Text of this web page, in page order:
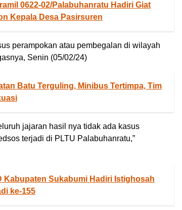
0622-02/Palabuhanratu Hadiri Giat
Kepala Desa Pasirsuren
perampokan atau pembegalan di wilayah
Senin (05/02/24)
Batu Terguling, Minibus Tertimpa, Tim
jajaran hasil nya tidak ada kasus
terjadi di PLTU Palabuhanratu,”
Kabupaten Sukabumi Hadiri Istighosah
ke-155